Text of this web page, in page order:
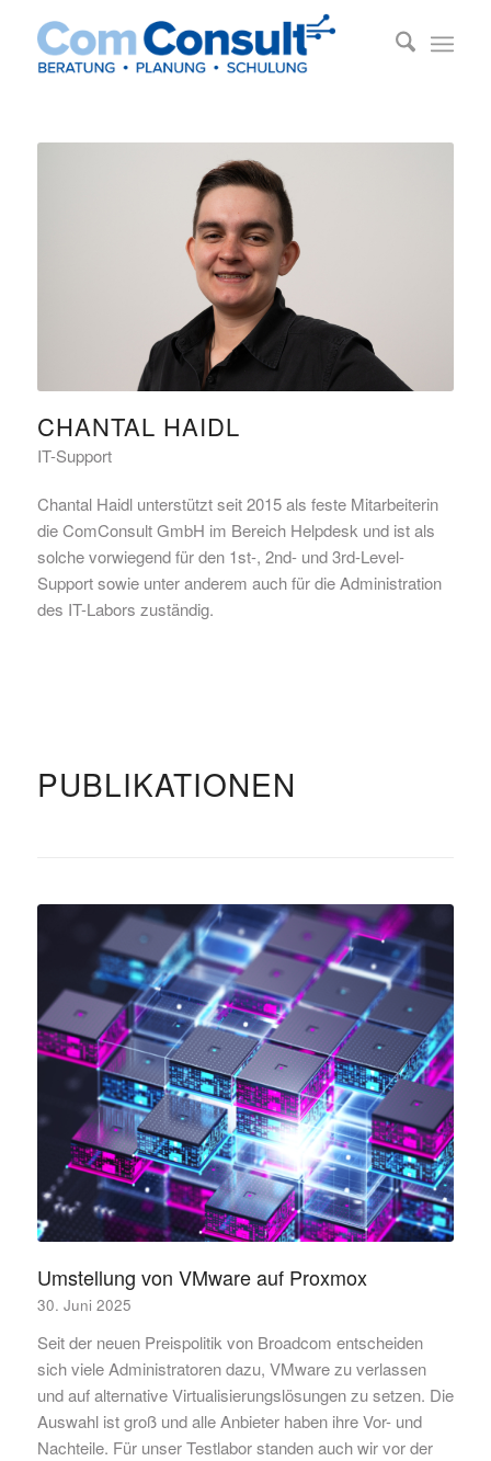
CHANTAL HAIDL
IT-Support
Chantal Haidl unterstützt seit 2015 als feste Mitarbeiterin
die ComConsult GmbH im Bereich Helpdesk und ist als
solche vorwiegend für den 1st-, 2nd- und 3rd-Level-
Support sowie unter anderem auch für die Administration
des IT-Labors zuständig.
PUBLIKATIONEN
Umstellung von VMware auf Proxmox
30. Juni 2025
Seit der neuen Preispolitik von Broadcom entscheiden
sich viele Administratoren dazu, VMware zu verlassen
und auf alternative Virtualisierungslösungen zu setzen. Die
Auswahl ist groß und alle Anbieter haben ihre Vor- und
Nachteile. Für unser Testlabor standen auch wir vor der